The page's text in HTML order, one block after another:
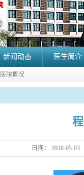
新闻动态 医生简介
医院概况
日期： 2018-05-03